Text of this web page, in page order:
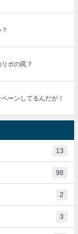
ボの罠？
ーンしてるんだが！
13
98
2
3